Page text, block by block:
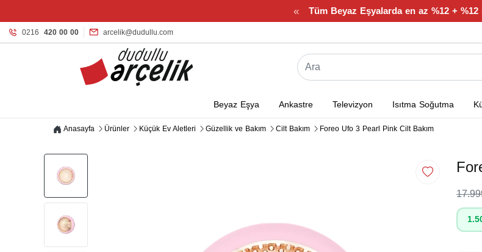
« Tüm Beyaz Eşyalarda en az %12 +
0216 420 00 00 arcelik@dudullu.com
Beyaz Eşya Ankastre Televizyon Isıtma Soğutma
Anasayfa Ürünler Küçük Ev Aletleri Güzellik ve Bakım Cilt Bakım Foreo Ufo 3 Pearl Pink Cilt Bakım